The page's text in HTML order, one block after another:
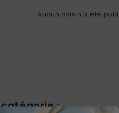
Aucun avis n'a été
: